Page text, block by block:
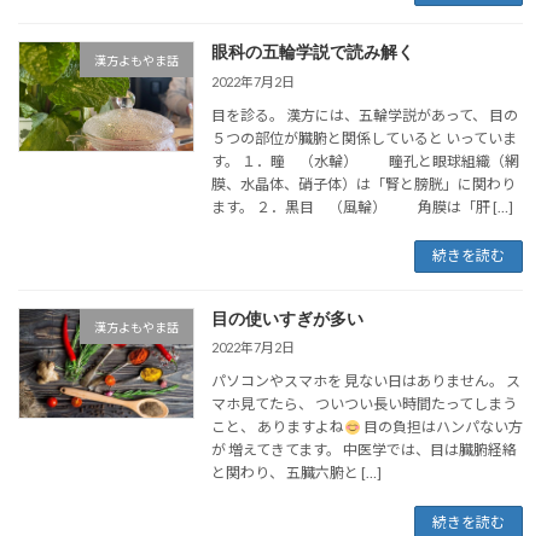
漢方よもやま話 眼科の五輪学説で読み解く
2022年7月2日
目を診る。 漢方には、五輪学説があって、 目の
５つの部位が臓腑と関係していると いっていま
す。 １．瞳 （水輪） 瞳孔と眼球組織（網
膜、水晶体、硝子体）は「腎と膀胱」に関わり
ます。 ２．黒目 （風輪） 角膜は「肝 […]
続きを読む
漢方よもやま話 目の使いすぎが多い
2022年7月2日
パソコンやスマホを 見ない日はありません。 ス
マホ見てたら、 ついつい長い時間たってしまう
こと、 ありますよね
目の負担はハンパない方
が 増えてきてます。 中医学では、目は臓腑経絡
と関わり、 五臓六腑と […]
続きを読む